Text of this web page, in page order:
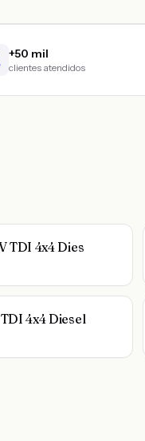
+50 mil
clientes atendidos
TDI 4x4 Dies
4x4 Diesel